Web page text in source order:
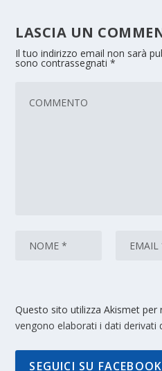
LASCIA UN
Il tuo indirizzo email non sarà
sono contrassegnati*
Questo sito utilizza Akismet
vengono elaborati i dati derivati
SEGUICI SU